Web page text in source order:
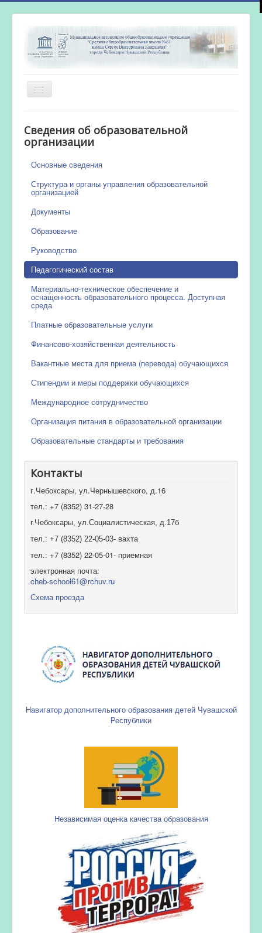
Включить/
выключить
Новости
Сведения об образовательной
организации
Основные сведения
Структура и органы управления образовательной
организацией
Документы
Образование
Руководство
Педагогический состав
Материально-техническое обеспечение и
оснащенность образовательного процесса. Доступная
среда
Платные образовательные услуги
Финансово-хозяйственная деятельность
Вакантные места для приема (перевода) обучающихся
Стипендии и меры поддержки обучающихся
Международное сотрудничество
Организация питания в образовательной организации
Образовательные стандарты и требования
Контакты
г.Чебоксары, ул.Чернышевского, д.16
тел.: +7 (8352) 31-27-28
г.Чебоксары, ул.Социалистическая, д.17б
тел.: +7 (8352) 22-05-03- вахта
тел.: +7 (8352) 22-05-01- приемная
электронная почта:
cheb-school61@rchuv.ru
Схема проезда
Навигатор дополнительного образования детей Чувашской
Республики
Независимая оценка качества образования